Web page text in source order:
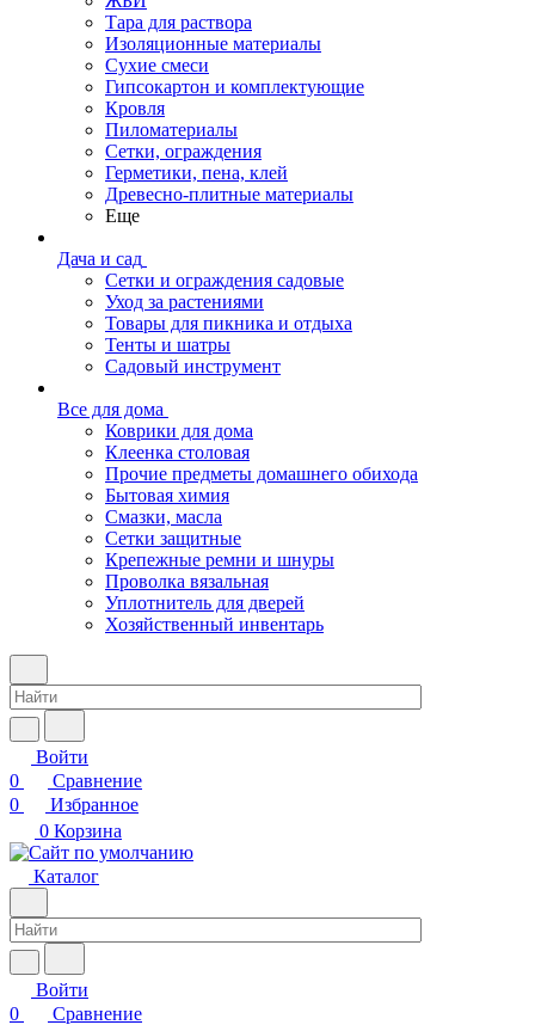
Тара для раствора
Изоляционные материалы
Сухие смеси
Гипсокартон и комплектующие
Кровля
Пиломатериалы
Сетки, ограждения
Герметики, пена, клей
Древесно-плитные материалы
Еще
Дача и сад
Сетки и ограждения садовые
Уход за растениями
Товары для пикника и отдыха
Тенты и шатры
Садовый инструмент
Все для дома
Коврики для дома
Клеенка столовая
Прочие предметы домашнего обихода
Бытовая химия
Смазки, масла
Сетки защитные
Крепежные ремни и шнуры
Проволка вязальная
Уплотнитель для дверей
Хозяйственный инвентарь
Войти
0
Сравнение
0
Избранное
0 Корзина
Каталог
Войти
0
Сравнение